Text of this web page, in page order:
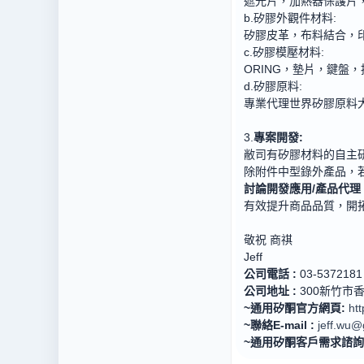
b.矽膠外觀件材料:
矽膠皮革，布料結合，
c.矽膠模壓材料:
ORING，墊片，鍵盤
d.矽膠原料:
專業代理世界矽膠原料
3. 專案開發:
敝司有矽膠材料的自主
除附件中型錄外產品，
討論開發應用/產品代
有效提升商品品質，開
敬祝 商祺
Jeff
公司電話 : 03-
公司地址 : 300新竹市
~通用矽酮官方網頁:
~聯絡E-mail :
~通用矽酮客戶需求諮